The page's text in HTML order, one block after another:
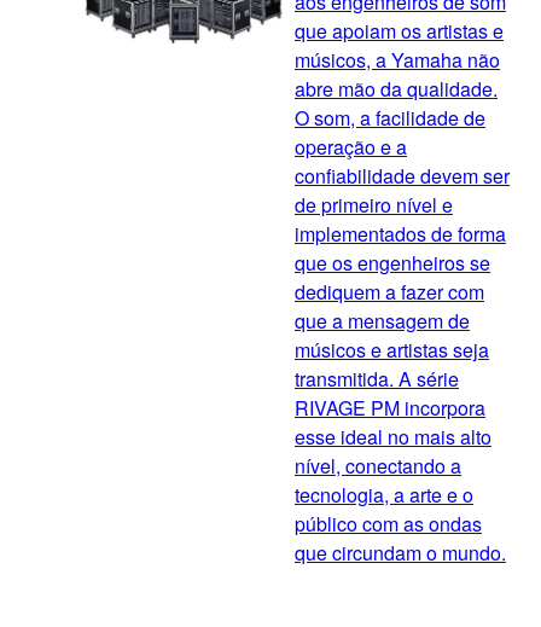
que apoiam os artistas e
músicos, a Yamaha não
abre mão da qualidade.
O som, a facilidade de
operação e a
confiabilidade devem ser
de primeiro nível e
implementados de forma
que os engenheiros se
dediquem a fazer com
que a mensagem de
músicos e artistas seja
transmitida. A série
RIVAGE PM incorpora
esse ideal no mais alto
nível, conectando a
tecnologia, a arte e o
público com as ondas
que circundam o mundo.